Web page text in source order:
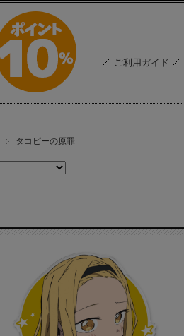
ご利用ガイド
タコピーの原罪